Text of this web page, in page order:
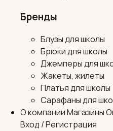
Бренды
Блузы для школы
Брюки для школы
Джемперы для
Жакеты, жилеты
Платья для школы
Сарафаны для
О компанииМагазины
Вход / Регистрация